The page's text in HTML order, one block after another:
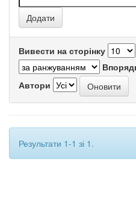
Вивести на сторінку
Автори
Результати 1-1 зі 1.